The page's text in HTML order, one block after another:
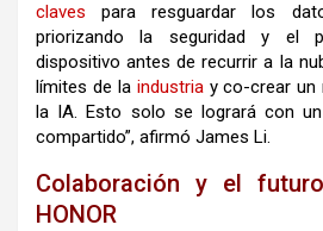
claves para resguardar los
priorizando la seguridad y el
dispositivo antes de recurrir a la
límites de la industriay co-crear un
la IA. Esto solo se logrará con
compartido”, afirmó James Li.
Colaboración y el
HONOR